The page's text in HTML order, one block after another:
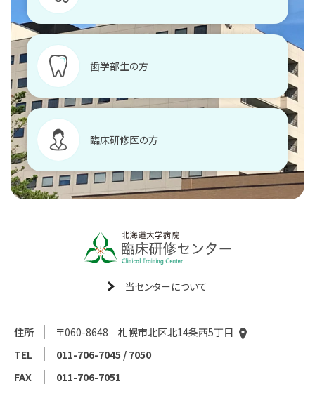
歯学部生の方
臨床研修医の方
当センターについて
住所
〒060-8648 札幌市北区北14条西5丁目
TEL
011-706-7045 / 7050
FAX
011-706-7051